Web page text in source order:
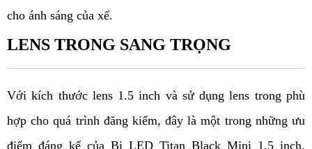
cho ánh sáng của xế.
LENS TRONG SANG TRỌNG
Với kích thước lens 1.5 inch và sử dụng lens trong phù
hợp cho quá trình đăng kiểm, đây là một trong những ưu
điểm đáng kể của Bi LED Titan Black Mini 1.5 inch.